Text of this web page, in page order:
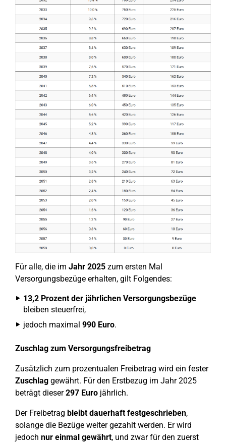
Für alle, die im Jahr 2025 zum ersten Mal
Versorgungsbezüge erhalten, gilt Folgendes:
13,2 Prozent der jährlichen Versorgungsbezüge
bleiben steuerfrei,
jedoch maximal 990 Euro.
Zuschlag zum Versorgungsfreibetrag
Zusätzlich zum prozentualen Freibetrag wird ein fester
Zuschlag gewährt. Für den Erstbezug im Jahr 2025
beträgt dieser297 Euro jährlich.
Der Freibetrag bleibt dauerhaft festgeschrieben,
solange die Bezüge weiter gezahlt werden. Er wird
jedoch nur einmal gewährt, und zwar für den zuerst